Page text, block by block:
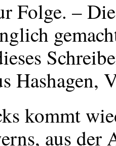
Folge. –
Hashagen,
kommt
aus der